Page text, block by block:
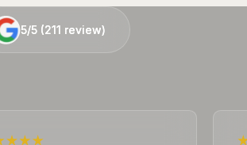
5/5 (211 review)
5/5 (211 review)